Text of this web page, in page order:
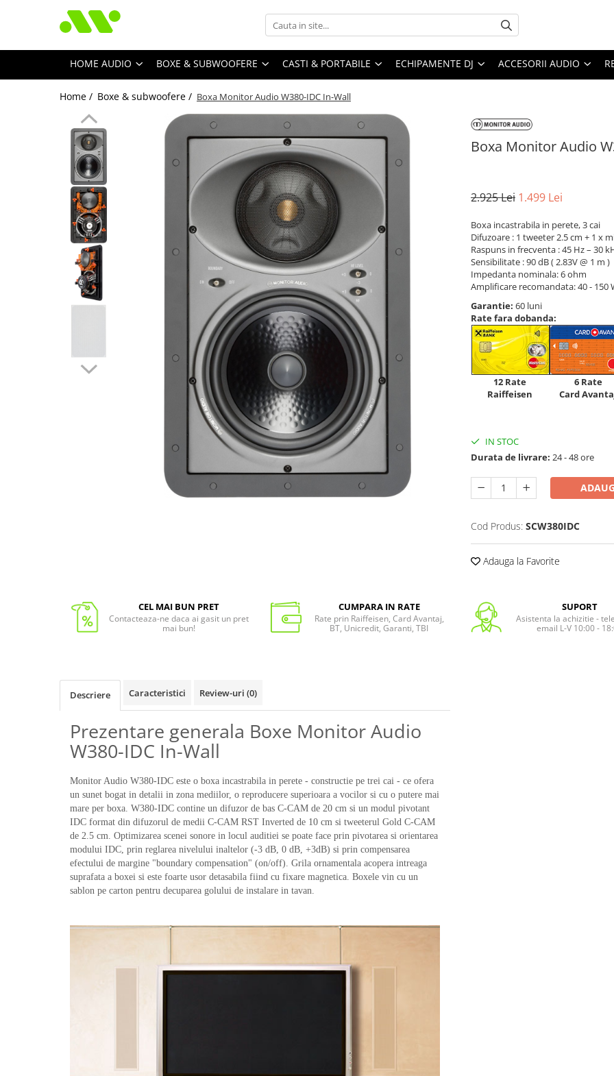
HOME AUDIO BOXE & SUBWOOFERE CASTI & PORTABILE ECHIPAMENTE DJ ACCESORII AUDIO
Home / Boxe & subwoofere / Boxa Monitor Audio W380-IDC In-Wall
Boxa Monitor Audio
2.925 Lei 1.499 Lei
Boxa incastrabila in perete, 3 cai
Difuzoare : 1 tweeter 2.5 cm + 1 x
Raspuns in frecventa : 45 Hz – 30
Sensibilitate : 90 dB ( 2.83V @ 1 m )
Impedanta nominala: 6 ohm
Amplificare recomandata: 40 - 150
Garantie: 60 luni
Rate fara dobanda:
12 Rate
Raiffeisen
6 Rate
Card
IN STOC
Durata de livrare: 24 - 48 ore
Cod Produs: SCW380IDC
Adauga la Favorite
CEL MAI BUN PRET
Contacteaza-ne daca ai gasit un pret
mai bun!
CUMPARA IN RATE
Rate prin Raiffeisen, Card Avantaj,
BT, Unicredit, Garanti, TBI
SUPORT
Asistenta la achizitie -
email L-V 10:00 -
Descriere Caracteristici Review-uri (0)
Prezentare generala Boxe Monitor Audio
W380-IDC In-Wall
Monitor Audio W380-IDC este o boxa incastrabila in perete - constructie pe trei cai - ce ofera
un sunet bogat in detalii in zona mediilor, o reproducere superioara a vocilor si cu o putere mai
mare per boxa. W380-IDC contine un difuzor de bas C-CAM de 20 cm si un modul pivotant
IDC format din difuzorul de medii C-CAM RST Inverted de 10 cm si tweeterul Gold C-CAM
de 2.5 cm. Optimizarea scenei sonore in locul auditiei se poate face prin pivotarea si orientarea
modului IDC, prin reglarea nivelului inaltelor (-3 dB, 0 dB, +3dB) si prin compensarea
efectului de margine "boundary compensation" (on/off). Grila ornamentala acopera intreaga
suprafata a boxei si este foarte usor detasabila fiind cu fixare magnetica. Boxele vin cu un
sablon pe carton pentru decuparea golului de instalare in tavan.